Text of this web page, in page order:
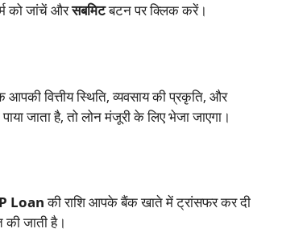
को जांचें औरसबमिटबटन पर क्लिक करें।
आपकी वित्तीय स्थिति, व्यवसाय की प्रकृति, और
जाता है, तो लोन मंजूरी के लिए भेजा जाएगा।
Loanकी राशि आपके बैंक खाते में ट्रांसफर कर दी
जाती है।